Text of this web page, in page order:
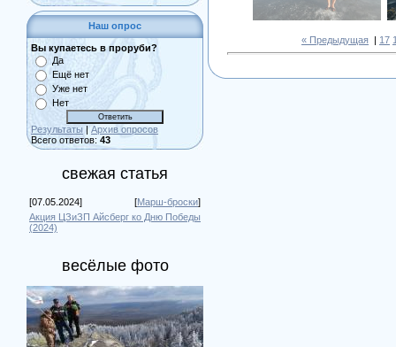
Наш опрос
Вы купаетесь в проруби?
Да
Ещё нет
Уже нет
Нет
Результаты | Архив опросов
Всего ответов: 43
свежая статья
[07.05.2024] [Марш-броски]
Акция ЦЗиЗП Айсберг ко Дню Победы
(2024)
весёлые фото
« Предыдущая | 17